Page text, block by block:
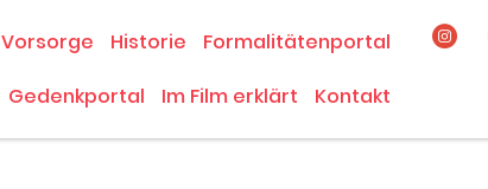
Vorsorge Historie
Formalitätenportal
Gedenkportal
Im Film erklärt Kontakt